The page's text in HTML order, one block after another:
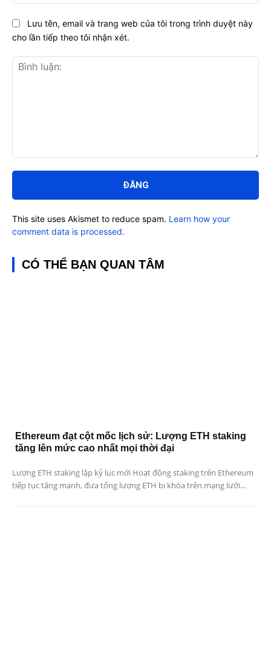
luận:
Lưu tên, email và trang web của tôi trong trình duyệt này
cho lần tiếp theo tôi nhận xét.
This site uses Akismet to reduce spam. Learn how your
comment data is processed.
CÓ THỂ BẠN QUAN TÂM
Ethereum đạt cột mốc lịch sử: Lượng ETH staking
tăng lên mức cao nhất mọi thời đại
Lượng ETH staking lập kỷ lục mới Hoạt động staking trên Ethereum
tiếp tục tăng mạnh, đưa tổng lượng ETH bị khóa trên mạng lưới...